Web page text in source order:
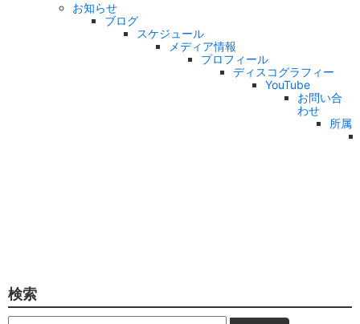
お知らせ
ブログ
スケジュール
メディア情報
プロフィール
ディスコグラフィー
YouTube
お問い合
わせ
所属
検索